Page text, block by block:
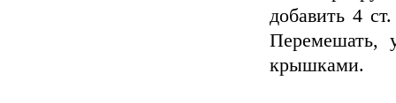
добавить 4
Пеpемешать,
кpышками.